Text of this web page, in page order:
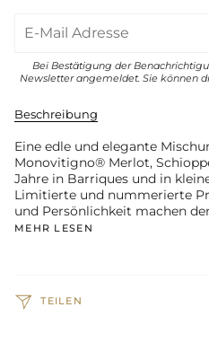
Bei Bestätigung der
Newsletter angemeldet. Sie können
Beschreibung
Eine edle und elegante
Monovitigno® Merlot,
Jahre in Barriques und in
Limitierte und nummerierte
und Persönlichkeit machen
MEHR LESEN
TEILEN